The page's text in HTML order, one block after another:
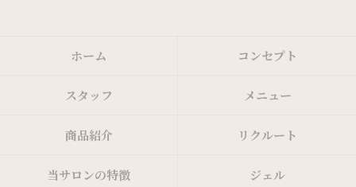
ホーム コンセプト
スタッフ メニュー
商品紹介 リクルート
当サロンの特徴 ジェル